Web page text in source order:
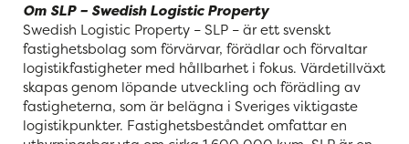
Om SLP – Swedish Logistic Property
Swedish Logistic Property – SLP – är ett svenskt
fastighetsbolag som förvärvar, förädlar och förvaltar
logistikfastigheter med hållbarhet i fokus. Värdetillväxt
skapas genom löpande utveckling och förädling av
fastigheterna, som är belägna i Sveriges viktigaste
logistikpunkter. Fastighetsbeståndet omfattar en